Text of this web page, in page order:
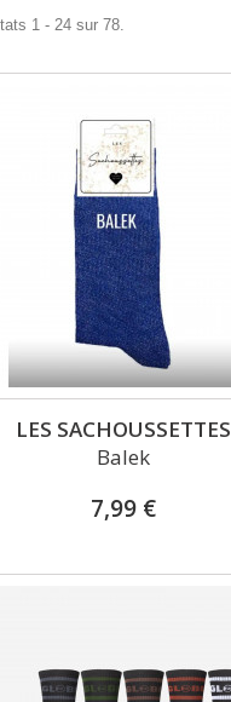
1 - 24 sur 78.
LES SACHOUSSETTES
Balek
7,99 €